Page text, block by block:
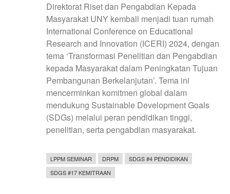
Direktorat Riset dan Pengabdian Kepada
Masyarakat UNY kembali menjadi tuan rumah
International Conference on Educational
Research and Innovation (ICERI) 2024, dengan
tema ‘Transformasi Penelitian dan Pengabdian
kepada Masyarakat dalam Peningkatan Tujuan
Pembangunan Berkelanjutan’. Tema ini
mencerminkan komitmen global dalam
mendukung Sustainable Development Goals
(SDGs) melalui peran pendidikan tinggi,
penelitian, serta pengabdian masyarakat.
LPPM SEMINAR DRPM
SDGS #4 PENDIDIKAN
SDGS #17 KEMITRAAN